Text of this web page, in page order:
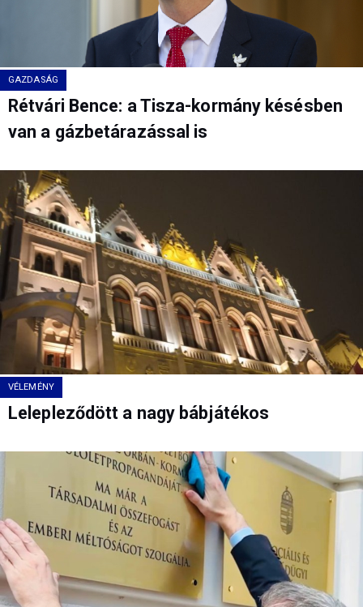
GAZDASÁG
Rétvári Bence: a Tisza-kormány késésben
van a gázbetárazással is
VÉLEMÉNY
Lelepleződött a nagy bábjátékos